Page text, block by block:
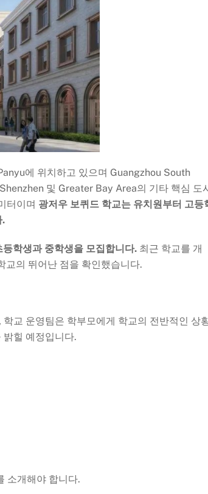
에 위치하고 있으며 Guangzhou South
및 Greater Bay Area의 기타 핵심 도
터이며 광저우 보퀴드 학교는 유치원부터 고등
.
학생과 중학생을 모집합니다. 최근 학교를 개
교의 뛰어난 점을 확인했습니다.
교 운영팀은 학부모에게 학교의 전반적인 상
힐 예정입니다.
소개해야 합니다.